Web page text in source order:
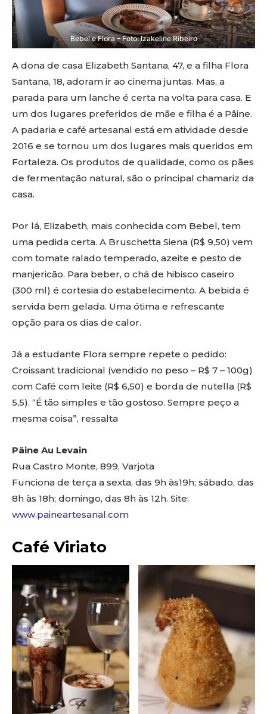
Bebel e Flora – Foto: Izakeline Ribeiro
A dona de casa Elizabeth Santana, 47, e a filha Flora
Santana, 18, adoram ir ao cinema juntas. Mas, a
parada para um lanche é certa na volta para casa. E
um dos lugares preferidos de mãe e filha é a Pâine.
A padaria e café artesanal está em atividade desde
2016 e se tornou um dos lugares mais queridos em
Fortaleza. Os produtos de qualidade, como os pães
de fermentação natural, são o principal chamariz da
casa.
Por lá, Elizabeth, mais conhecida com Bebel, tem
uma pedida certa. A Bruschetta Siena (R$ 9,50) vem
com tomate ralado temperado, azeite e pesto de
manjericão. Para beber, o chá de hibisco caseiro
(300 ml) é cortesia do estabelecimento. A bebida é
servida bem gelada. Uma ótima e refrescante
opção para os dias de calor.
Já a estudante Flora sempre repete o pedido:
Croissant tradicional (vendido no peso – R$ 7 – 100g)
com Café com leite (R$ 6,50) e borda de nutella (R$
5,5). “É tão simples e tão gostoso. Sempre peço a
mesma coisa”, ressalta
Pâine Au Levain
Rua Castro Monte, 899, Varjota
Funciona de terça a sexta, das 9h às19h; sábado, das
8h às 18h; domingo, das 8h às 12h. Site:
www.paineartesanal.com
Café Viriato